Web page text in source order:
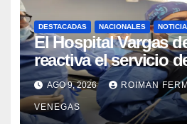
DESTACADAS NACIONALES
El Hospital Vargas
reactiva el servicio
Retrógrada
beneficiar a cientos
AGO 9, 2026 ROIMAN
VENEGAS